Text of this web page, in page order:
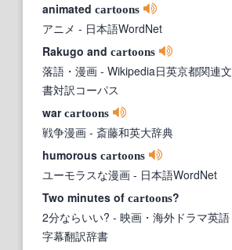
animated cartoons
アニメ - 日本語WordNet
Rakugo and cartoons
落語・漫画 - Wikipedia日英京都関連文
書対訳コーパス
warcartoons
戦争漫画 - 斎藤和英大辞典
humorous cartoons
ユーモラスな漫画 - 日本語WordNet
Two minutes of cartoons?
2分ならいい? - 映画・海外ドラマ英語
字幕翻訳辞書